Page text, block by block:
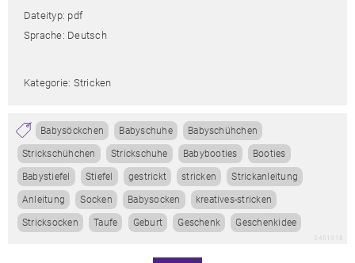
Dateityp: pdf
Sprache: Deutsch
Kategorie: Stricken
Babysöckchen Babyschuhe Babyschühchen
Strickschühchen Strickschuhe Babybooties Booties
Babystiefel Stiefel gestrickt stricken Strickanleitung
Anleitung Socken Babysocken kreatives-stricken
Stricksocken Taufe Geburt Geschenk Geschenkidee